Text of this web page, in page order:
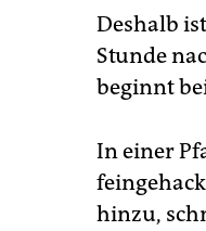
Deshalb
Stunde
beginnt
In einer
hinzu,